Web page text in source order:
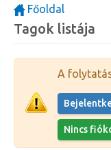
Főoldal
Tagok listája
A
Nincs